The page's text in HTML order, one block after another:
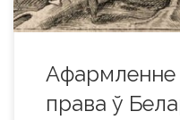
Афармленне
права ў